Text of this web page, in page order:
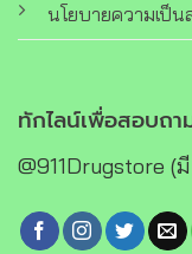
นโยบายความเป็
ทักไลน์เพื่อสอบถา
@911Drugstore (